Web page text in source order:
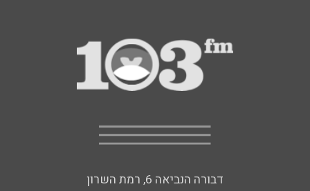
דבורה הנביאה 6, רמת השרון